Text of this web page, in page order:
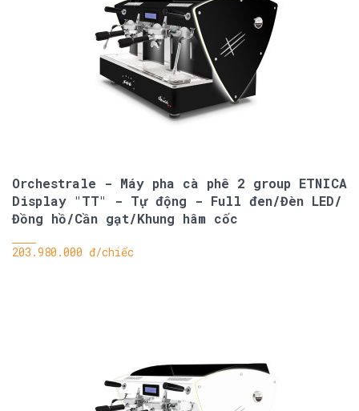
Orchestrale - Máy pha cà phê 2 group ETNICA
Display "TT" - Tự động - Full đen/Đèn LED/
Đồng hồ/Cần gạt/Khung hâm cốc
203.980.000 đ/chiếc